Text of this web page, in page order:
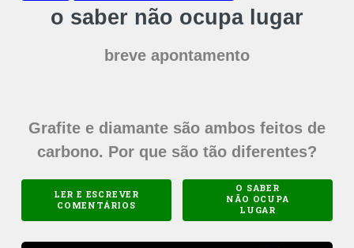
o saber não ocupa lugar
breve apontamento
Grafite e diamante são ambos feitos de
carbono. Por que são tão diferentes?
LER E ESCREVER
COMENTÁRIOS
O SABER
NÃO OCUPA
LUGAR